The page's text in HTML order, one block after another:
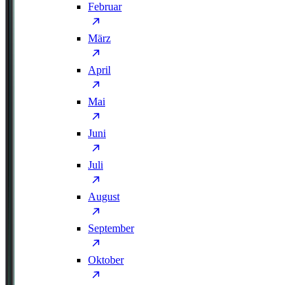
Februar
März
April
Mai
Juni
Juli
August
September
Oktober